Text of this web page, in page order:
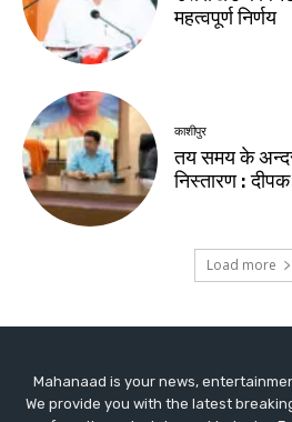
Mahanaad is your news,
We provide you with the latest